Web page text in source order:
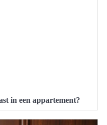
in een appartement?